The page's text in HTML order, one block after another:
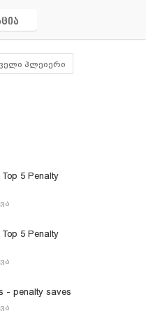
პლეიერი
5 Penalty
5 Penalty
- penalty saves